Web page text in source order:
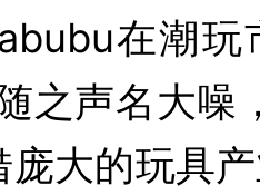
在潮玩
之声名大噪
大的玩具